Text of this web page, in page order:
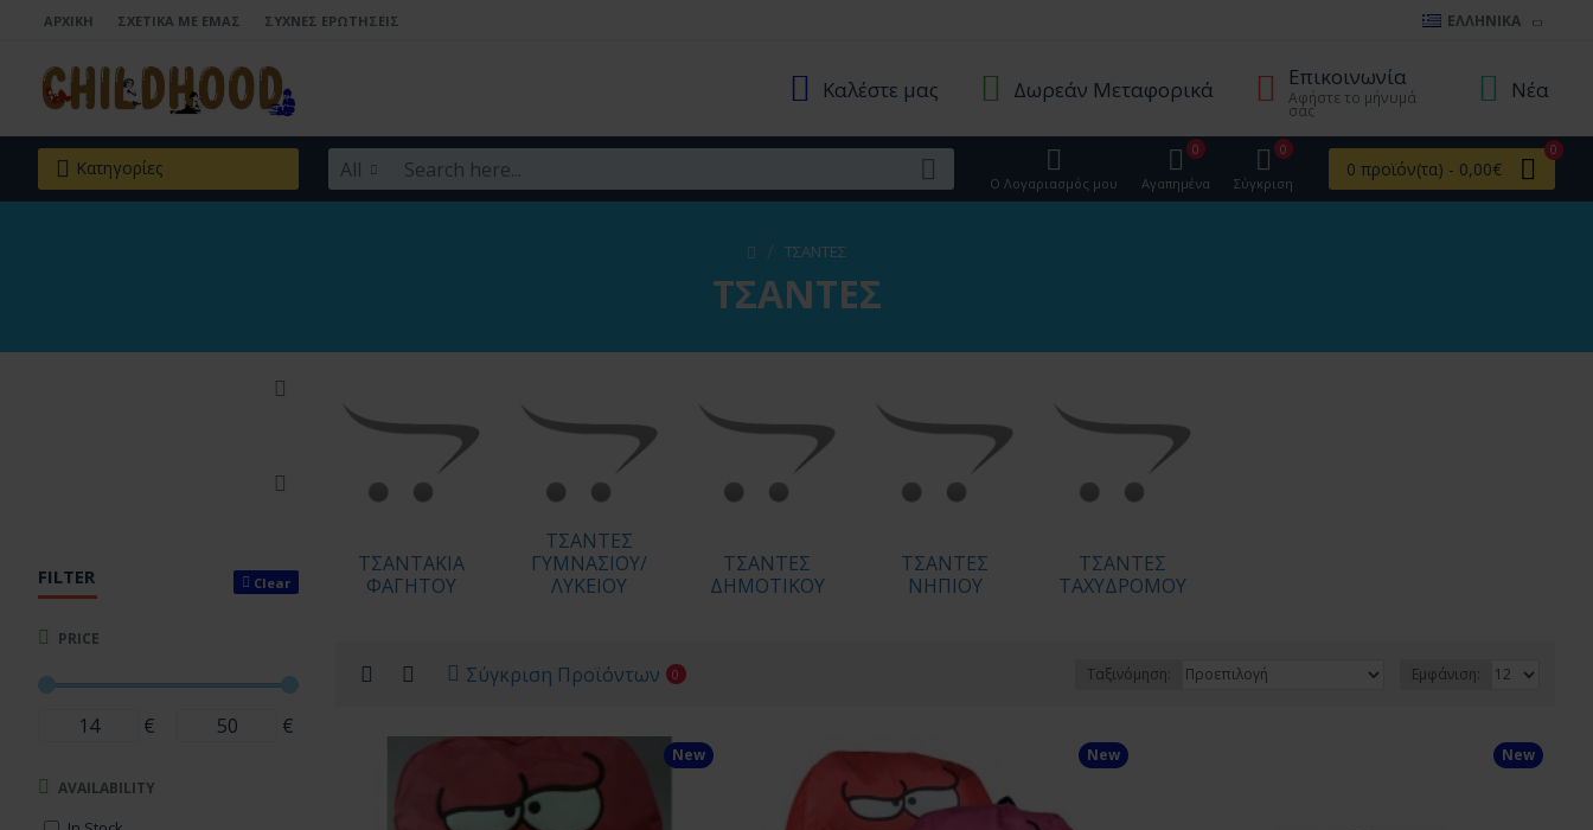
ΑΡΧΙΚΉ ΣΧΕΤΙΚΆ ΜΕ ΕΜΆΣ ΣΥΧΝΈΣ ΕΡΩΤΉΣΕΙΣ ΕΛΛΗΝΙΚΆ
Καλέστε μας Δωρεάν Μεταφορικά Επικοινωνία
Αφήστε το μήνυμά
σας
Νέα
Κατηγορίες All
Ο Λογαριασμός μου Αγαπημένα
0
Σύγκριση
0
0 προϊόν(τα) - 0,00€
0
ΤΣΑΝΤΕΣ
ΤΣΑΝΤΕΣ
FILTER Clear
PRICE
€ €
AVAILABILITY
ΤΣΑΝΤΑΚΙΑ
ΦΑΓΗΤΟΥ
ΤΣΑΝΤΕΣ
ΓΥΜΝΑΣΙΟΥ/
ΛΥΚΕΙΟΥ
ΤΣΑΝΤΕΣ
ΔΗΜΟΤΙΚΟΥ
ΤΣΑΝΤΕΣ
ΝΗΠΙΟΥ
ΤΣΑΝΤΕΣ
ΤΑΧΥΔΡΟΜΟΥ
Σύγκριση Προϊόντων 0 Ταξινόμηση: Εμφάνιση:
New New New